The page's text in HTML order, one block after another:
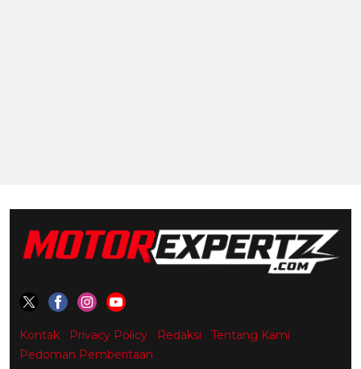
Kontak Privacy Policy Redaksi
Tentang Kami
Pedoman Pemberitaan